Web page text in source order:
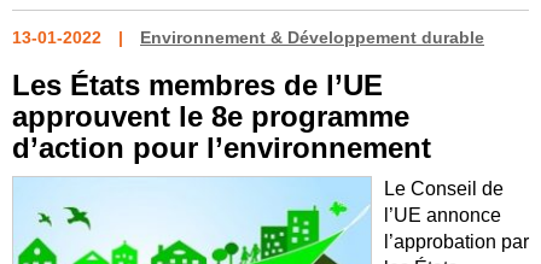
13-01-2022 Environnement & Développement durable
Les États membres de l’UE
approuvent le 8e programme
d’action pour l’environnement
Le Conseil de
l’UE annonce
l’approbation par